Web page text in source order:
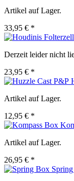
Artikel auf Lager.
33,95 € *
Derzeit leider nicht
23,95 € *
Artikel auf Lager.
12,95 € *
Artikel auf Lager.
26,95 € *